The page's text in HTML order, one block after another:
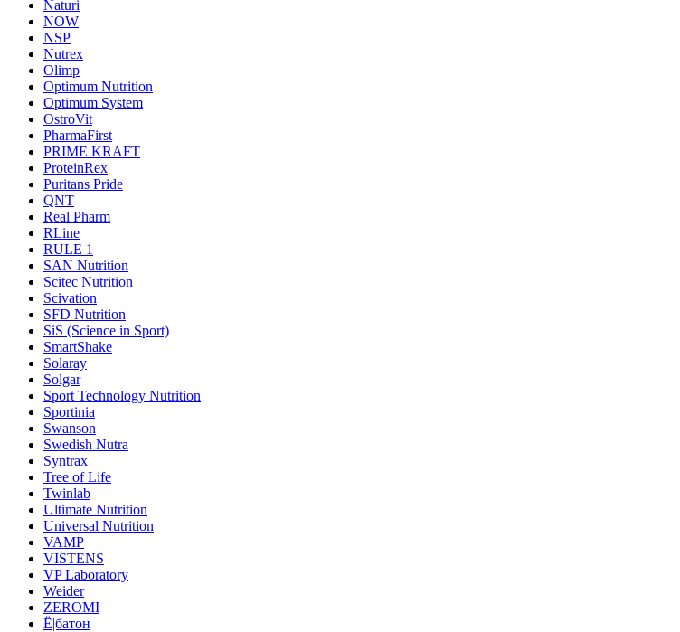
Naturi
NOW
NSP
Nutrex
Olimp
Optimum Nutrition
Optimum System
OstroVit
PharmaFirst
PRIME KRAFT
ProteinRex
Puritans Pride
QNT
Real Pharm
RLine
RULE 1
SAN Nutrition
Scitec Nutrition
Scivation
SFD Nutrition
SiS (Science in Sport)
SmartShake
Solaray
Solgar
Sport Technology Nutrition
Sportinia
Swanson
Swedish Nutra
Syntrax
Tree of Life
Twinlab
Ultimate Nutrition
Universal Nutrition
VAMP
VISTENS
VP Laboratory
Weider
ZEROMI
Ё|батон